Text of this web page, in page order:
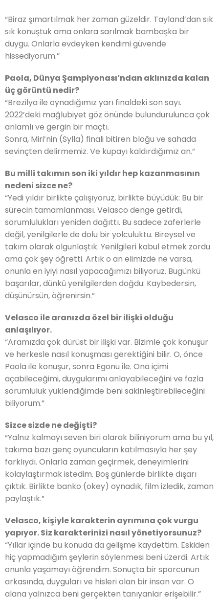
“Biraz şımartılmak her zaman güzeldir. Tayland’dan sık
sık konuştuk ama onlara sarılmak bambaşka bir
duygu. Onlarla evdeyken kendimi güvende
hissediyorum.”
Paola, Dünya Şampiyonası’ndan aklınızda kalan
üç görüntü nedir?
“Brezilya ile oynadığımız yarı finaldeki son sayı.
2022’deki mağlubiyet göz önünde bulundurulunca çok
anlamlı ve gergin bir maçtı.
Sonra, Miri’nin (Sylla) finali bitiren bloğu ve sahada
sevinçten delirmemiz. Ve kupayı kaldırdığımız an.”
Bu milli takımın son iki yıldır hep kazanmasının
nedeni sizce ne?
“Yedi yıldır birlikte çalışıyoruz, birlikte büyüdük: Bu bir
sürecin tamamlanması. Velasco denge getirdi,
sorumlulukları yeniden dağıttı. Bu sadece zaferlerle
değil, yenilgilerle de dolu bir yolculuktu. Bireysel ve
takım olarak olgunlaştık. Yenilgileri kabul etmek zordu
ama çok şey öğretti. Artık o an elimizde ne varsa,
onunla en iyiyi nasıl yapacağımızı biliyoruz. Bugünkü
başarılar, dünkü yenilgilerden doğdu: Kaybedersin,
düşünürsün, öğrenirsin.”
Velasco ile aranızda özel bir ilişki olduğu
anlaşılıyor.
“Aramızda çok dürüst bir ilişki var. Bizimle çok konuşur
ve herkesle nasıl konuşması gerektiğini bilir. O, önce
Paola ile konuşur, sonra Egonu ile. Ona içimi
açabileceğimi, duygularımı anlayabileceğini ve fazla
sorumluluk yüklendiğimde beni sakinleştirebileceğini
biliyorum.”
Sizce sizde ne değişti?
“Yalnız kalmayı seven biri olarak biliniyorum ama bu yıl,
takıma bazı genç oyuncuların katılmasıyla her şey
farklıydı. Onlarla zaman geçirmek, deneyimlerini
kolaylaştırmak istedim. Boş günlerde birlikte dışarı
çıktık. Birlikte banko (okey) oynadık, film izledik, zaman
paylaştık.”
Velasco, kişiyle karakterin ayrımına çok vurgu
yapıyor. Siz karakterinizi nasıl yönetiyorsunuz?
“Yıllar içinde bu konuda da gelişme kaydettim. Eskiden
hiç yapmadığım şeylerin söylenmesi beni üzerdi. Artık
onunla yaşamayı öğrendim. Sonuçta bir sporcunun
arkasında, duyguları ve hisleri olan bir insan var. O
alana yalnızca beni gerçekten tanıyanlar erişebilir.”